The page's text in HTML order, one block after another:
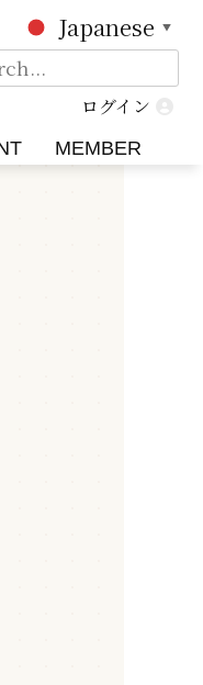
Japanese ▼
ログイン
MEMBER